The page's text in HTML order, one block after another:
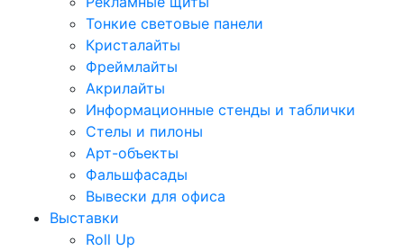
Тонкие световые панели
Кристалайты
Фреймлайты
Акрилайты
Информационные стенды и таблички
Стелы и пилоны
Арт-объекты
Фальшфасады
Вывески для офиса
Выставки
Roll Up